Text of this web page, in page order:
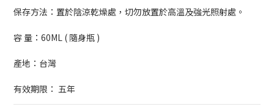
保存方法：置於陰涼乾燥處，切勿放置於高溫及強光照射處。
容 量：60ML ( 隨身瓶 )
產地：台灣
有效期限： 五年